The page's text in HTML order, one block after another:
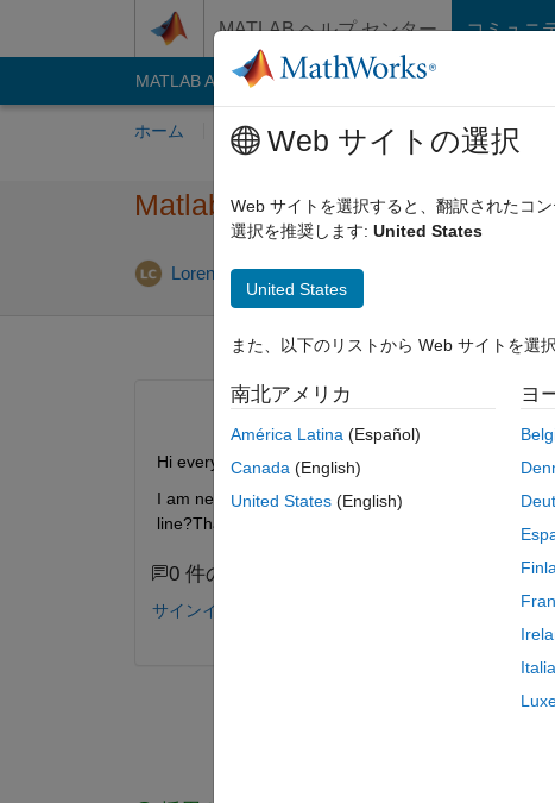
MATLAB ヘルプ センター コミュニ
MATLAB Answers File Exchange
ホーム 質問する 回答 閲覧 MATLAB
Matlab Problem with an Image
Loren99 2021 10 月 10
Hi everyone,
I am new to MATLAB Image Processing and I need
line?Thanks in advance
0 件のコメント
サインインしてコメントする。
Web サイトの選択
Web サイトを選択すると、翻訳されたコ
選択を推奨します: United States
United States
また、以下のリストから Web サイトを選
南北アメリカ
América Latina (Español)
Canada (English)
United States (English)
ヨ
Italia